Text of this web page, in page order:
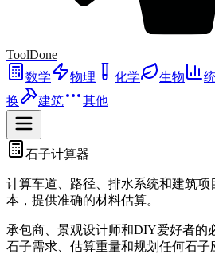
ToolDone
数学
物理 化学 生物
换
建筑 其他
石子计算器
计算车道、路径、排水系统和建筑
本，提供准确的材料估算。
承包商、景观设计师和DIY爱好者的
石子需求、估算重量和规划任何石子